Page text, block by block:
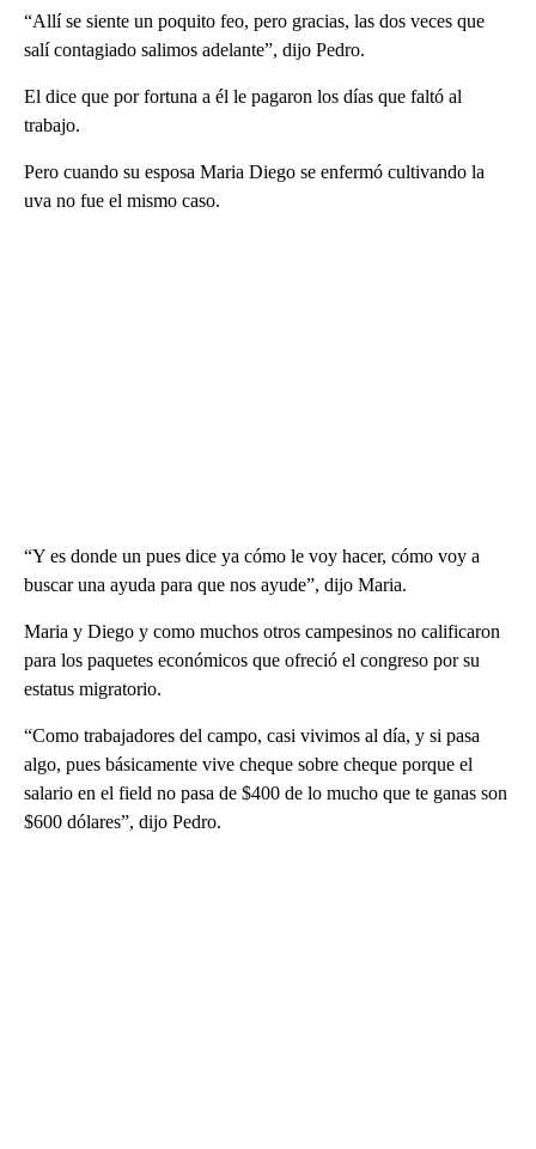
“Allí se siente un poquito feo, pero gracias, las dos veces que
salí contagiado salimos adelante”, dijo Pedro.
El dice que por fortuna a él le pagaron los días que faltó al
trabajo.
Pero cuando su esposa Maria Diego se enfermó cultivando la
uva no fue el mismo caso.
“Y es donde un pues dice ya cómo le voy hacer, cómo voy a
buscar una ayuda para que nos ayude”, dijo Maria.
Maria y Diego y como muchos otros campesinos no calificaron
para los paquetes económicos que ofreció el congreso por su
estatus migratorio.
“Como trabajadores del campo, casi vivimos al día, y si pasa
algo, pues básicamente vive cheque sobre cheque porque el
salario en el field no pasa de $400 de lo mucho que te ganas son
$600 dólares”, dijo Pedro.